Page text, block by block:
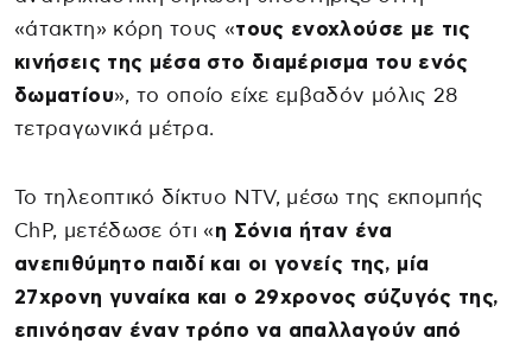
«άτακτη» κόρη τους «τους ενοχλούσε με τις
κινήσεις της μέσα στο διαμέρισμα του ενός
δωματίου», το οποίο είχε εμβαδόν μόλις 28
τετραγωνικά μέτρα.
Το τηλεοπτικό δίκτυο NTV, μέσω της εκπομπής
ChP, μετέδωσε ότι «η Σόνια ήταν ένα
ανεπιθύμητο παιδί και οι γονείς της, μία
27χρονη γυναίκα και ο 29χρονος σύζυγός της,
επινόησαν έναν τρόπο να απαλλαγούν από